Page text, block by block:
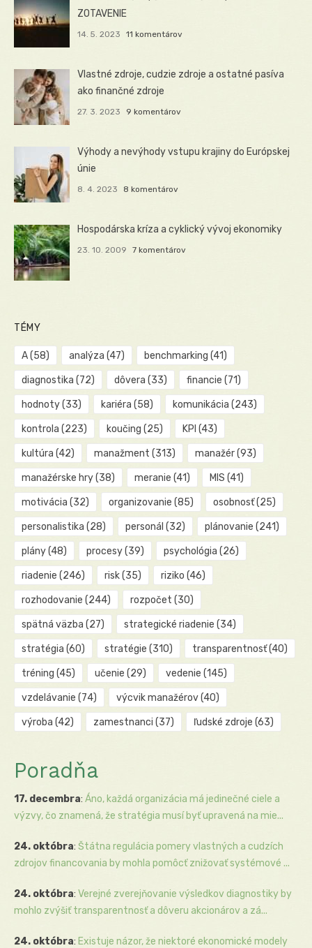
ZOTAVENIE
14. 5. 2023 11 komentárov
Vlastné zdroje, cudzie zdroje a ostatné pasíva
ako finančné zdroje
27. 3. 2023 9 komentárov
Výhody a nevýhody vstupu krajiny do Európskej
únie
8. 4. 2023 8 komentárov
Hospodárska kríza a cyklický vývoj ekonomiky
23. 10. 2009 7 komentárov
TÉMY
A(58) analýza (47) benchmarking (41)
diagnostika (72) dôvera (33) financie (71)
hodnoty(33) kariéra (58) komunikácia (243)
kontrola (223) koučing (25) KPI (43)
kultúra (42) manažment (313) manažér(93)
manažérske hry(38) meranie (41) MIS (41)
motivácia (32) organizovanie (85) osobnosť(25)
personalistika (28) personál (32) plánovanie (241)
plány(48) procesy(39) psychológia (26)
riadenie (246) risk(35) riziko (46)
rozhodovanie (244) rozpočet (30)
spätná väzba (27) strategické riadenie (34)
stratégia (60) stratégie (310) transparentnosť(40)
tréning (45) učenie (29) vedenie (145)
vzdelávanie (74) výcvik manažérov(40)
výroba (42) zamestnanci (37) ľudské zdroje (63)
Poradňa
17. decembra: Áno, každá organizácia má jedinečné ciele a
výzvy, čo znamená, že stratégia musí byť upravená na mie...
24. októbra: Štátna regulácia pomery vlastných a cudzích
zdrojov financovania by mohla pomôcť znižovať systémové ...
24. októbra: Verejné zverejňovanie výsledkov diagnostiky by
mohlo zvýšiť transparentnosť a dôveru akcionárov a zá...
24. októbra: Existuje názor, že niektoré ekonomické modely